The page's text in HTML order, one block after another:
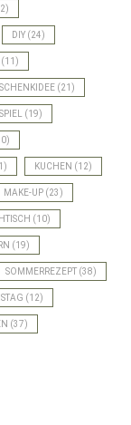
DIY (24)
(11)
(21)
(19)
KUCHEN (12)
MAKE-UP (23)
(10)
(19)
SOMMERREZEPT (38)
(12)
(37)